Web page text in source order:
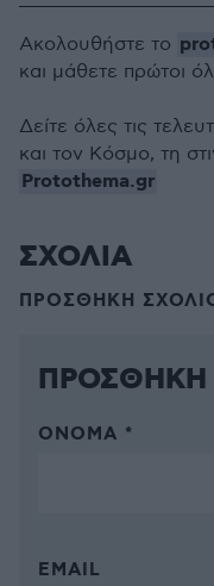
Ακολουθήστε το
και μάθετε πρώτοι
Δείτε όλες τις
και τον Κόσμο, τη
Protothema.gr
ΣΧΟΛΙΑ
ΠΡΟΣΘΗΚΗ
ΠΡΟΣΘΗΚΗ
ΌΝΟΜΑ *
EMAIL